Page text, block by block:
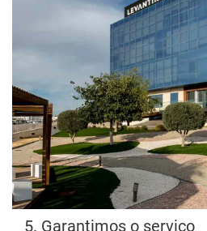
5. Garantimos o serviço